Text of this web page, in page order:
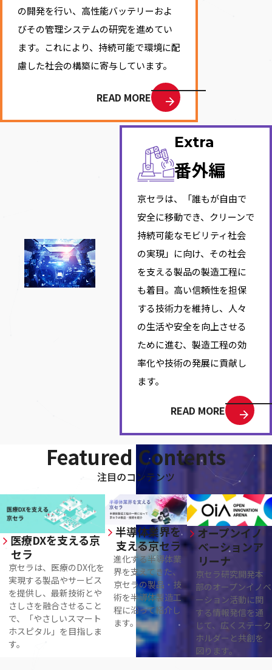
の開発を行い、高性能バッテリーおよ
びその管理システムの研究を進めてい
ます。これにより、持続可能で環境に配
慮した社会の構築に寄与しています。
READ MORE
Extra
番外編
京セラは、「誰もが自由で
安全に移動でき、クリーンで
持続可能なモビリティ社会
の実現」に向け、その社会
を支える製品の製造工程に
も着目。高い信頼性を担保
する技術力を維持し、人々
の生活や安全を向上させる
ために進む、製造工程の効
率化や技術の発展に貢献し
ます。
READ MORE
Featured Contents
注目のコンテンツ
医療DXを支える京
セラ
京セラは、医療のDX化を
実現する製品やサービス
を提供し、最新技術とや
さしさを融合させること
で、「やさしいスマート
ホスピタル」を目指しま
す。
半導体業界を
支える京セラ
進化する半導体業
界を支えてきた、
京セラの製品・技
術を半導体製造工
程に沿って紹介し
ます。
オープンイノ
ベーションア
リーナ
京セラ研究開発本
部のオープンイノベ
ーション活動に関
する情報発信を通
じて、広くステーク
ホルダーと共創を
図ります。